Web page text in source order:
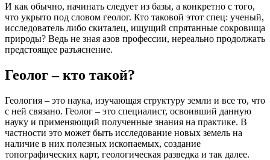
И как обычно, начинать следует из базы, а конкретно с того,
что укрыто под словом геолог. Кто таковой этот спец: ученый,
исследователь либо скиталец, ищущий спрятанные сокровища
природы? Ведь не зная азов профессии, нереально продолжать
предстоящее разъяснение.
Геолог – кто такой?
Геология – это наука, изучающая структуру земли и все то, что
с ней связано. Геолог – это специалист, освоивший данную
науку и применяющий полученные знания на практике. В
частности это может быть исследование новых земель на
наличие в них полезных ископаемых, создание
топографических карт, геологическая разведка и так далее.